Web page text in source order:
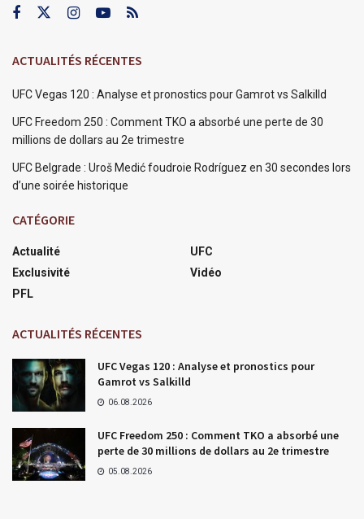
ACTUALITÉS RÉCENTES
UFC Vegas 120 : Analyse et pronostics pour Gamrot vs Salkilld
UFC Freedom 250 : Comment TKO a absorbé une perte de 30
millions de dollars au 2e trimestre
UFC Belgrade : Uroš Medić foudroie Rodríguez en 30 secondes lors
d’une soirée historique
CATÉGORIE
Actualité
Exclusivité
PFL
UFC
Vidéo
ACTUALITÉS RÉCENTES
UFC Vegas 120 : Analyse et pronostics pour
Gamrot vs Salkilld
06.08.2026
UFC Freedom 250 : Comment TKO a absorbé une
perte de 30 millions de dollars au 2e trimestre
05.08.2026